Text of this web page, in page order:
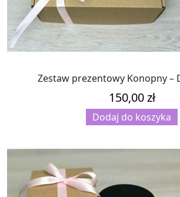
Zestaw prezentowy Konopny –
150,00zł
Dodaj do koszyka